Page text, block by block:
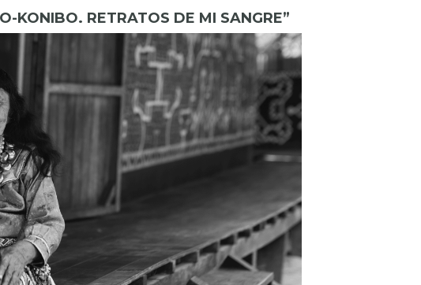
KONIBO. RETRATOS DE MI SANGRE”